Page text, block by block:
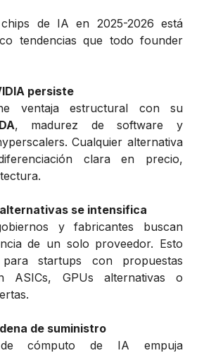
de IA en 2025-2026 está
tendencias que todo founder
persiste
ventaja estructural con su
, madurez de software y
Cualquier alternativa
clara en precio,
se intensifica
y fabricantes buscan
de un solo proveedor. Esto
startups con propuestas
ASICs, GPUs alternativas o
de suministro
cómputo de IA empuja